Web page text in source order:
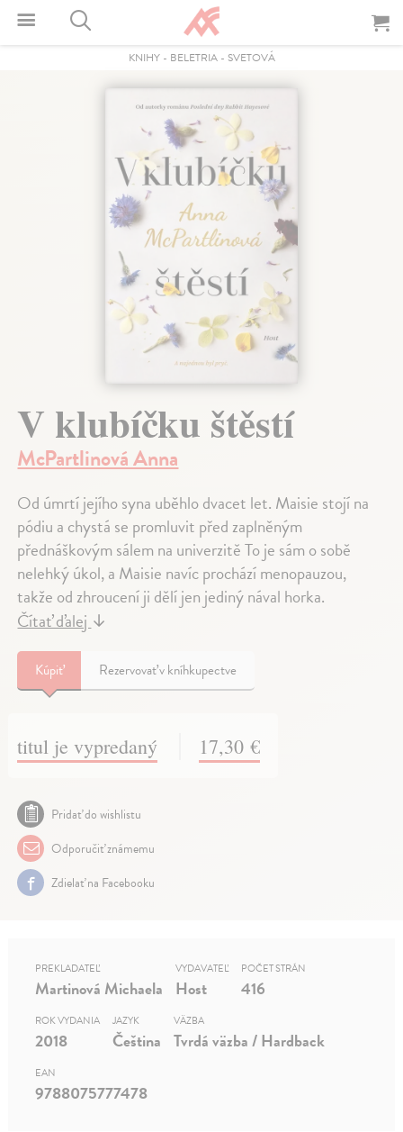
KNIHY- BELETRIA- SVETOVÁ
V klubíčku štěstí
McPartlinová Anna
Od úmrtí jejího syna uběhlo dvacet let. Maisie stojí na
pódiu a chystá se promluvit před zaplněným
přednáškovým sálem na univerzitě To je sám o sobě
nelehký úkol, a Maisie navíc prochází menopauzou,
takže od zhroucení ji dělí jen jediný nával horka.
Čítať ďalej↓
Kúpiť Rezervovať v kníhkupectve
titul je vypredaný 17,30 €
Pridať do wishlistu
Odporučiť známemu
Zdielať na Facebooku
PREKLADATEĽ
Martinová Michaela
VYDAVATEĽ
Host
POČET STRÁN
416
ROK VYDANIA
2018
JAZYK
Čeština
VÄZBA
Tvrdá väzba / Hardback
EAN
9788075777478